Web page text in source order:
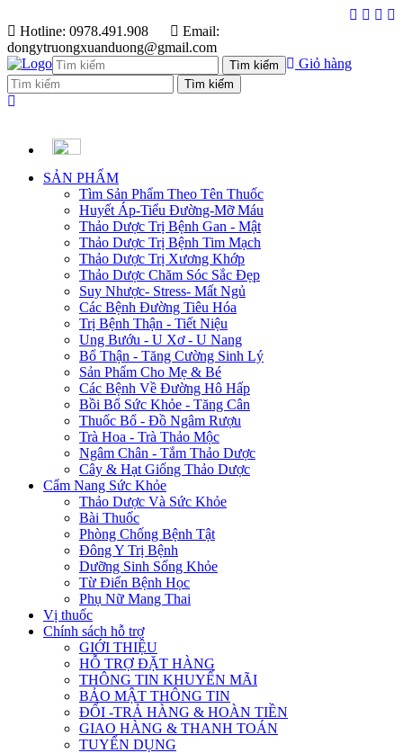
Hotline: 0978.491.908
Email:
dongytruongxuanduong@gmail.com
Giỏ hàng
SẢN PHẨM
Tìm Sản Phẩm Theo Tên Thuốc
Huyết Áp-Tiểu Đường-Mỡ Máu
Thảo Dược Trị Bệnh Gan - Mật
Thảo Dược Trị Bệnh Tim Mạch
Thảo Dược Trị Xương Khớp
Thảo Dược Chăm Sóc Sắc Đẹp
Suy Nhược- Stress- Mất Ngủ
Các Bệnh Đường Tiêu Hóa
Trị Bệnh Thận - Tiết Niệu
Ung Bướu - U Xơ - U Nang
Bổ Thận - Tăng Cường Sinh Lý
Sản Phẩm Cho Mẹ & Bé
Các Bệnh Về Đường Hô Hấp
Bồi Bổ Sức Khỏe - Tăng Cân
Thuốc Bổ - Đồ Ngâm Rượu
Trà Hoa - Trà Thảo Mộc
Ngâm Chân - Tắm Thảo Dược
Cây & Hạt Giống Thảo Dược
Cẩm Nang Sức Khỏe
Thảo Dược Và Sức Khỏe
Bài Thuốc
Phòng Chống Bệnh Tật
Đông Y Trị Bệnh
Dưỡng Sinh Sống Khỏe
Từ Điển Bệnh Học
Phụ Nữ Mang Thai
Vị thuốc
Chính sách hỗ trợ
GIỚI THIỆU
HỖ TRỢ ĐẶT HÀNG
THÔNG TIN KHUYẾN MÃI
BẢO MẬT THÔNG TIN
ĐỔI -TRẢ HÀNG & HOÀN TIỀN
GIAO HÀNG & THANH TOÁN
TUYỂN DỤNG